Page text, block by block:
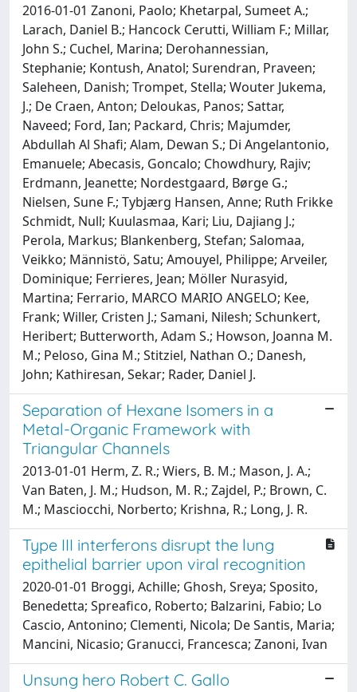
2016-01-01 Zanoni, Paolo; Khetarpal, Sumeet A.;
Larach, Daniel B.; Hancock Cerutti, William F.; Millar,
John S.; Cuchel, Marina; Derohannessian,
Stephanie; Kontush, Anatol; Surendran, Praveen;
Saleheen, Danish; Trompet, Stella; Wouter Jukema,
J.; De Craen, Anton; Deloukas, Panos; Sattar,
Naveed; Ford, Ian; Packard, Chris; Majumder,
Abdullah Al Shafi; Alam, Dewan S.; Di Angelantonio,
Emanuele; Abecasis, Goncalo; Chowdhury, Rajiv;
Erdmann, Jeanette; Nordestgaard, Børge G.;
Nielsen, Sune F.; Tybjærg Hansen, Anne; Ruth Frikke
Schmidt, Null; Kuulasmaa, Kari; Liu, Dajiang J.;
Perola, Markus; Blankenberg, Stefan; Salomaa,
Veikko; Männistö, Satu; Amouyel, Philippe; Arveiler,
Dominique; Ferrieres, Jean; Möller Nurasyid,
Martina; Ferrario, MARCO MARIO ANGELO; Kee,
Frank; Willer, Cristen J.; Samani, Nilesh; Schunkert,
Heribert; Butterworth, Adam S.; Howson, Joanna M.
M.; Peloso, Gina M.; Stitziel, Nathan O.; Danesh,
John; Kathiresan, Sekar; Rader, Daniel J.
Separation of Hexane Isomers in a
Metal-Organic Framework with
Triangular Channels
2013-01-01 Herm, Z. R.; Wiers, B. M.; Mason, J. A.;
Van Baten, J. M.; Hudson, M. R.; Zajdel, P.; Brown, C.
M.; Masciocchi, Norberto; Krishna, R.; Long, J. R.
Type III interferons disrupt the lung
epithelial barrier upon viral recognition
2020-01-01 Broggi, Achille; Ghosh, Sreya; Sposito,
Benedetta; Spreafico, Roberto; Balzarini, Fabio; Lo
Cascio, Antonino; Clementi, Nicola; De Santis, Maria;
Mancini, Nicasio; Granucci, Francesca; Zanoni, Ivan
Unsung hero Robert C. Gallo